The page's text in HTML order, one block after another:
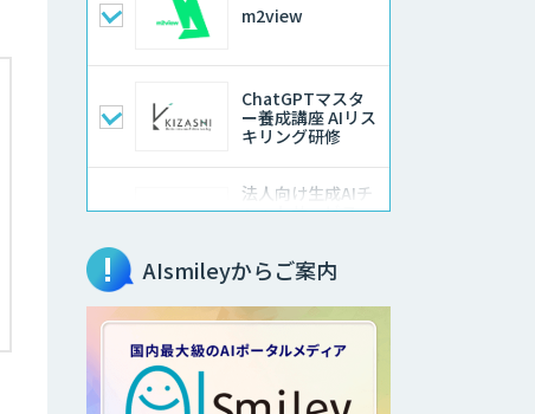
m2view
ChatGPTマスタ
ー養成講座 AIリス
キリング研修
法人向け生成AIチ
ャットサービス
SEO特化型のAI自
動記事生成ツール
Creative Drive
AIsmileyからご案内